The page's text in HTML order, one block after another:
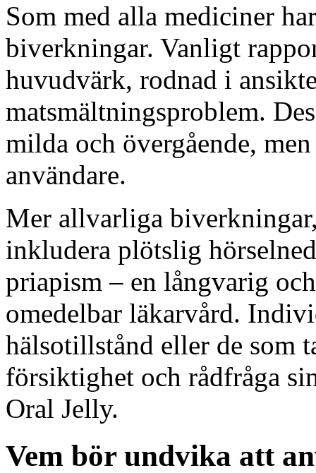
Som med alla mediciner
biverkningar. Vanligt
huvudvärk, rodnad i
matsmältningsproblem.
milda och övergående,
användare.
Mer allvarliga
inkludera plötslig
priapism – en långvarig
omedelbar läkarvård.
hälsotillstånd eller de som
försiktighet och rådfråga
Oral Jelly.
Vem bör undvika att